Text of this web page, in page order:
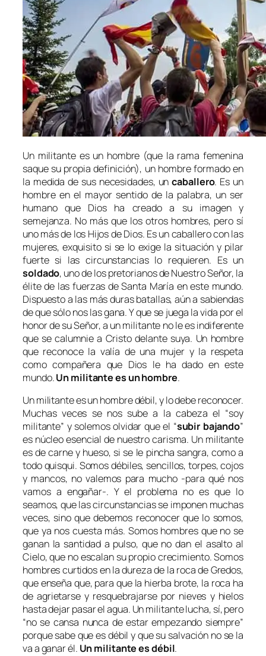
Un militante es un hombre (que la rama femenina
saque su propia definición), un hombre formado en
la medida de sus necesidades, uncaballero. Es un
hombre en el mayor sentido de la palabra, un ser
humano que Dios ha creado a su imagen y
semejanza. No más que los otros hombres, pero sí
uno más de los Hijos de Dios. Es un caballero con las
mujeres, exquisito si se lo exige la situación y pilar
fuerte si las circunstancias lo requieren. Es un
soldado, uno de los pretorianos de Nuestro Señor, la
élite de las fuerzas de Santa María en este mundo.
Dispuesto a las más duras batallas, aún a sabiendas
de que sólo nos las gana. Y que se juega la vida por el
honor de su Señor, a un militante no le es indiferente
que se calumnie a Cristo delante suya. Un hombre
que reconoce la valía de una mujer y la respeta
como compañera que Dios le ha dado en este
mundo.Un militante es un hombre.
Un militante es un hombre débil, y lo debe reconocer.
Muchas veces se nos sube a la cabeza el “soy
militante” y solemos olvidar que el “subir bajando”
es núcleo esencial de nuestro carisma. Un militante
es de carne y hueso, si se le pincha sangra, como a
todo quisqui. Somos débiles, sencillos, torpes, cojos
y mancos, no valemos para mucho -para qué nos
vamos a engañar-. Y el problema no es que lo
seamos, que las circunstancias se imponen muchas
veces, sino que debemos reconocer que lo somos,
que ya nos cuesta más. Somos hombres que no se
ganan la santidad a pulso, que no dan el asalto al
Cielo, que no escalan su propio crecimiento. Somos
hombres curtidos en la dureza de la roca de Gredos,
que enseña que, para que la hierba brote, la roca ha
de agrietarse y resquebrajarse por nieves y hielos
hasta dejar pasar el agua. Un militante lucha, sí, pero
“no se cansa nunca de estar empezando siempre”
porque sabe que es débil y que su salvación no se la
va a ganar él. Un militante es débil.